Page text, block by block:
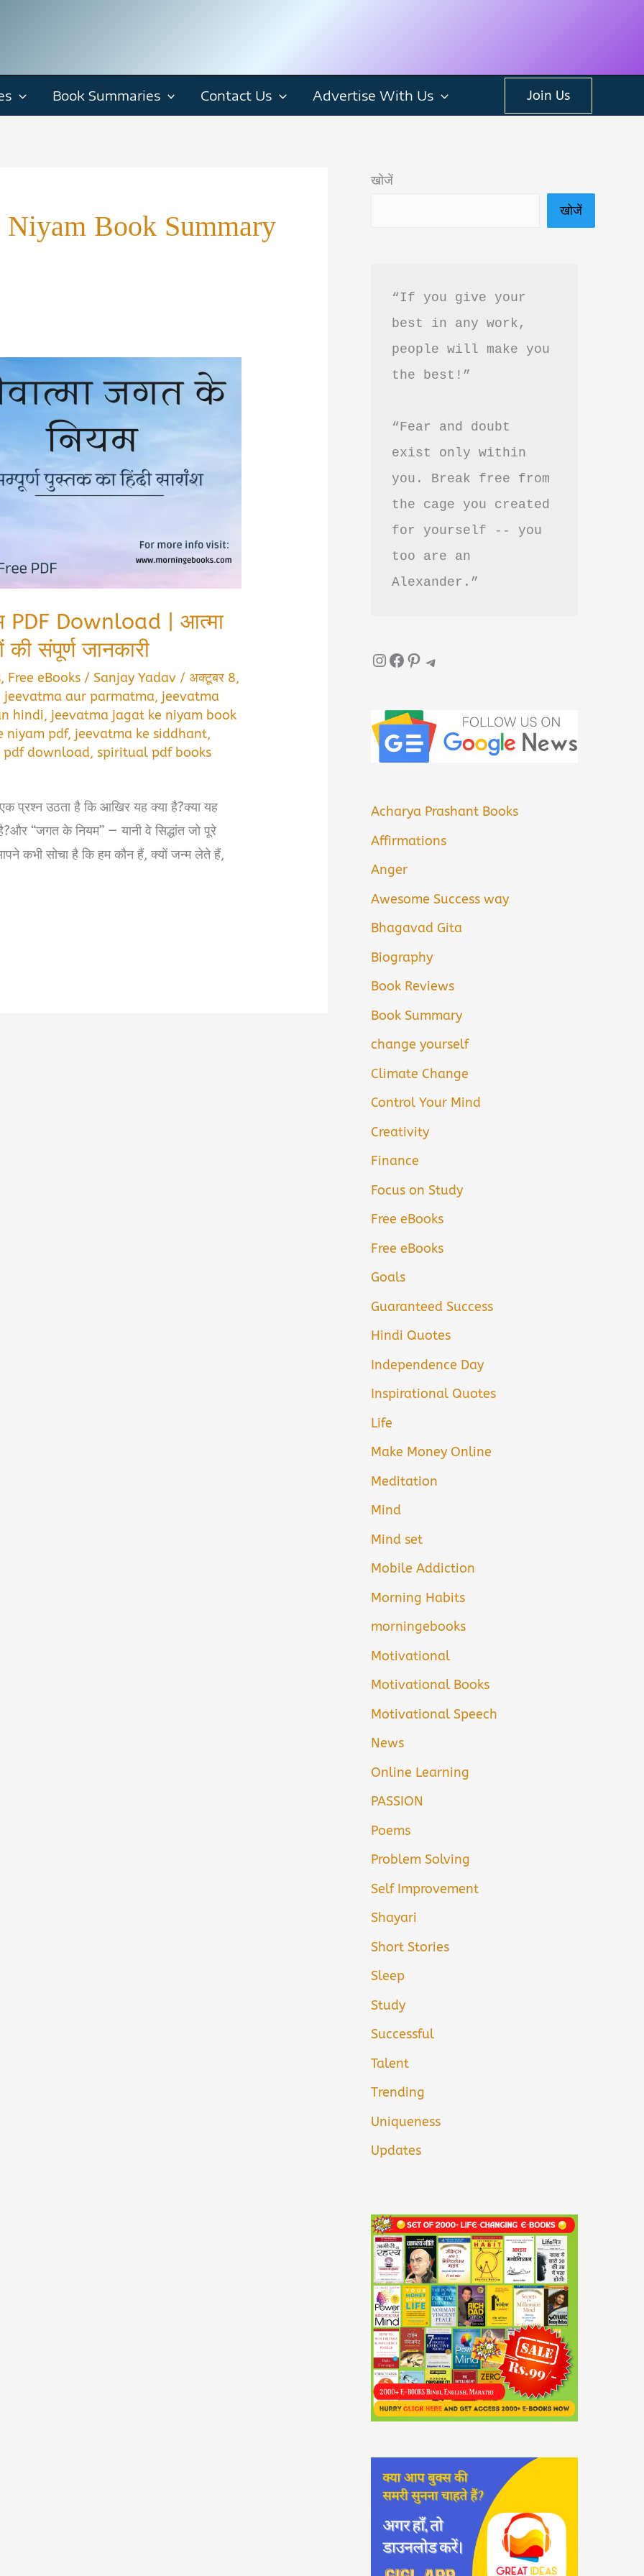
Book Summaries Contact Us Advertise With Us Join Us
Book Summary
PDF Download | आत्मा
की संपूर्ण जानकारी
, Free eBooks /Sanjay Yadav /अक्टूबर 8,
jeevatma aur parmatma, jeevatma
hindi, jeevatma jagat ke niyam book
niyam pdf, jeevatma ke siddhant,
pdf download,spiritual pdf books
प्रश्न उठता है कि आखिर यह क्या है?क्या यह
“जगत के नियम” — यानी वे सिद्धांत जो पूरे
कभी सोचा है कि हम कौन हैं, क्यों जन्म लेते हैं,
खोजें
खोजें
“If you give your
best in any work,
people will make you
the best!”
“Fear and doubt
exist only within
you. Break free from
the cage you created
for yourself -- you
too are an
Alexander.”
InstagramFacebook Pinterest Telegram
Acharya Prashant Books
Affirmations
Anger
Awesome Success way
Bhagavad Gita
Biography
Book Reviews
Book Summary
change yourself
Climate Change
Control Your Mind
Creativity
Finance
Focus on Study
Free eBooks
Free eBooks
Goals
Guaranteed Success
Hindi Quotes
Independence Day
Inspirational Quotes
Life
Make Money Online
Meditation
Mind
Mind set
Mobile Addiction
Morning Habits
morningebooks
Motivational
Motivational Books
Motivational Speech
News
Online Learning
PASSION
Poems
Problem Solving
Self Improvement
Shayari
Short Stories
Sleep
Study
Successful
Talent
Trending
Uniqueness
Updates